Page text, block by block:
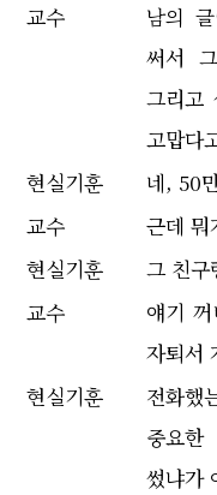
교수
남의
써서
그리고
고맙다
현실기훈
네, 50
교수
근데 뭐
현실기훈
그 친구
교수
얘기
자퇴서
현실기훈
전화
중요
썼냐가